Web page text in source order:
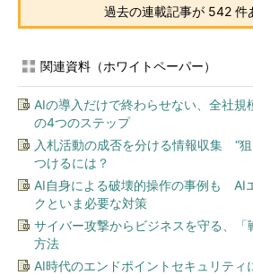
過去の連載記事が 542 件
関連資料（ホワイトペーパー）
AIの導入だけで終わらせない、全社規
の4つのステップ
入札活動の成否を分ける情報収集 “
つけるには？
AI自身による破壊的操作の事例も AI
クといま必要な対策
サイバー攻撃からビジネスを守る、「
方法
AI時代のエンドポイントセキュリティ